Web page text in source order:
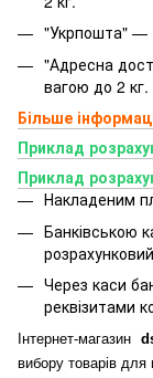
"Укрпошта" —
"Адресна
вагою до 2 кг.
Більше
Приклад
Приклад
Накладеним
Банківською
Через каси
реквізитами
Інтернет-магазин
вибору товарів